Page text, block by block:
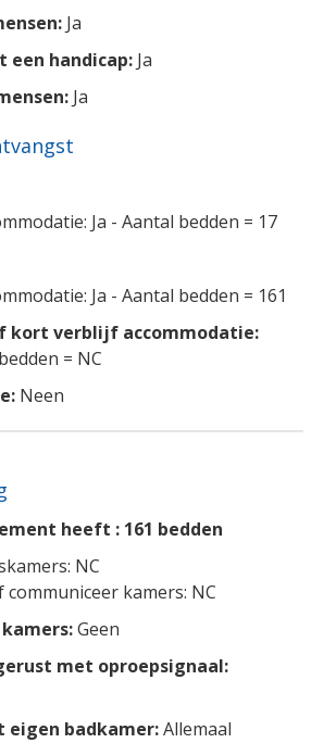
Ja
een handicap: Ja
Ja
Ja - Aantal bedden = 17
Ja - Aantal bedden = 161
kort verblijf accommodatie:
= NC
Neen
heeft : 161 bedden
NC
kamers: NC
Geen
met oproepsignaal:
eigen badkamer:Allemaal